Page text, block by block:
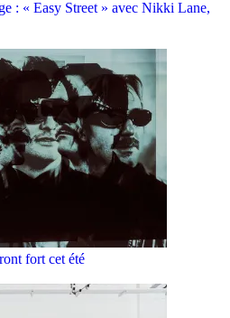
: « Easy Street » avec Nikki Lane,
fort cet été